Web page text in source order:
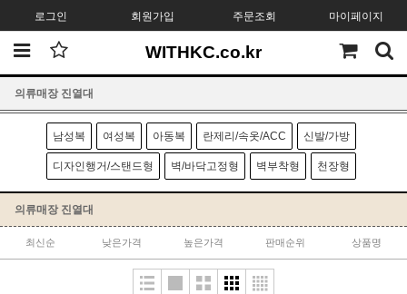
로그인 회원가입 주문조회 마이페이지
WITHKC.co.kr
의류매장 진열대
남성복 여성복 아동복 란제리/속옷/ACC 신발/가방
디자인행거/스탠드형 벽/바닥고정형 벽부착형 천장형
의류매장 진열대
최신순 낮은가격 높은가격 판매순위 상품명